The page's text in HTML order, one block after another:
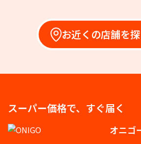
お近くの店舗を
スーパー価格で、すぐ届く
オニゴ